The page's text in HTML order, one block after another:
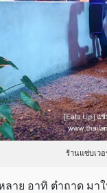
ร้านแซ่บเวอ
าย อาทิ ตำถาด มา